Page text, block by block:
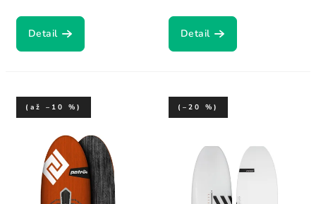
Detail Detail
(až –10 %) (–20 %)